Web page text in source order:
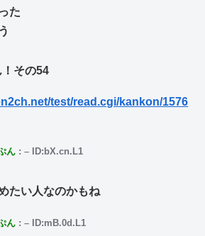
た
その54
test/read.cgi/kankon/1576
ん :– ID:bX.cn.L1
たい人なのかもね
ん :– ID:mB.0d.L1